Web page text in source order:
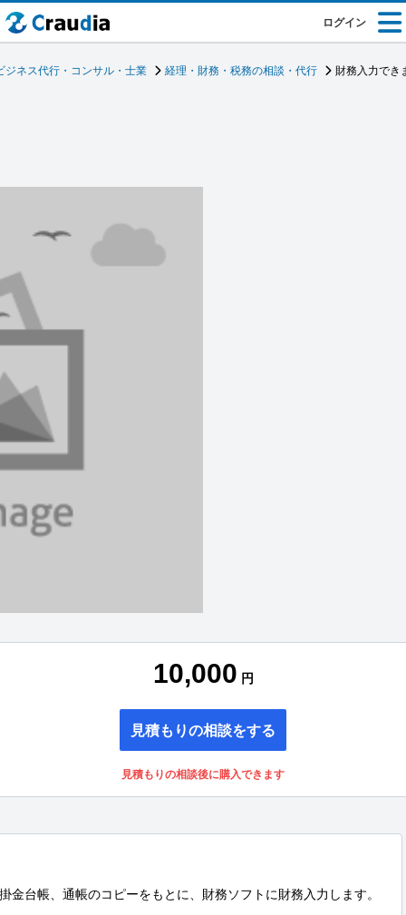
ログイン
ジネス代行・コンサル・士業 経理・財務・税務の相談・代行 財務入力でき
10,000 円
見積もりの相談をする
見積もりの相談後に購入できます
金台帳、通帳のコピーをもとに、財務ソフトに財務入力します。